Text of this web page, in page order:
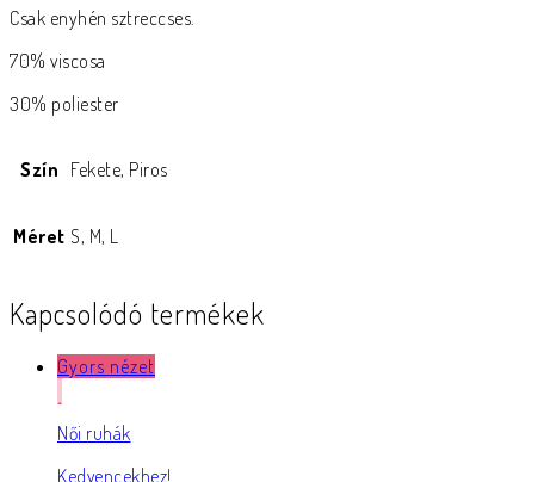
Csak enyhén sztreccses.
70% viscosa
30% poliester
Szín Fekete, Piros
Méret S, M, L
Kapcsolódó termékek
Gyors nézet
Női ruhák
Kedvencekhez!